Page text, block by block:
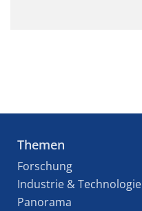
Themen
Forschung
Industrie & Technologie
Panorama